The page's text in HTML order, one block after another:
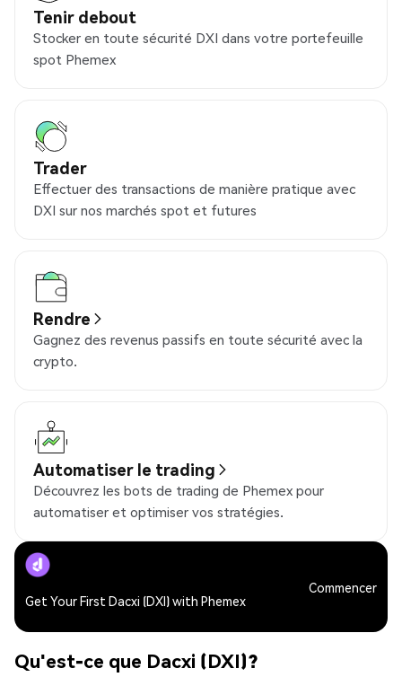
Tenir debout
Stocker en toute sécurité DXI dans votre portefeuille
spot Phemex
Trader
Effectuer des transactions de manière pratique avec
DXI sur nos marchés spot et futures
Rendre
Gagnez des revenus passifs en toute sécurité avec la
crypto.
Automatiser le trading
Découvrez les bots de trading de Phemex pour
automatiser et optimiser vos stratégies.
Get Your First Dacxi (DXI) with Phemex
Commencer
Qu'est-ce que Dacxi (DXI)?